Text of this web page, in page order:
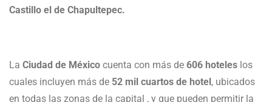
Castillo el de Chapultepec.
La Ciudad de México cuenta con más de 606 hoteles los
cuales incluyen más de 52 mil cuartos de hotel , ubicados
en todas las zonas de la capital , y que pueden permitir la